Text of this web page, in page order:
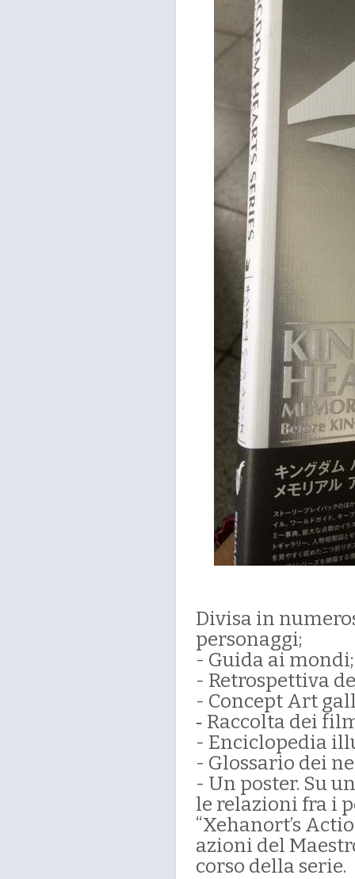
Divisa in
personaggi;
- Guida ai mondi;
- Retrospettiva
- Concept Art
- Raccolta dei
- Enciclopedia
- Glossario dei
- Un poster. Su
le relazioni fra i
“Xehanort’s
azioni del
corso della serie.